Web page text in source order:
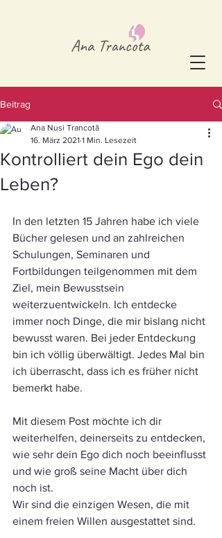
Beitrag
Kontrolliert dein Ego dein
Leben?
Ana Nusi Trancotã
16. März 2021 1 Min. Lesezeit
In den letzten 15 Jahren habe ich viele
Bücher gelesen und an zahlreichen
Schulungen, Seminaren und
Fortbildungen teilgenommen mit dem
Ziel, mein Bewusstsein
weiterzuentwickeln. Ich entdecke
immer noch Dinge, die mir bislang nicht
bewusst waren. Bei jeder Entdeckung
bin ich völlig überwältigt. Jedes Mal bin
ich überrascht, dass ich es früher nicht
bemerkt habe.
Mit diesem Post möchte ich dir
weiterhelfen, deinerseits zu entdecken,
wie sehr dein Ego dich noch beeinflusst
und wie groß seine Macht über dich
noch ist.
Wir sind die einzigen Wesen, die mit
einem freien Willen ausgestattet sind.